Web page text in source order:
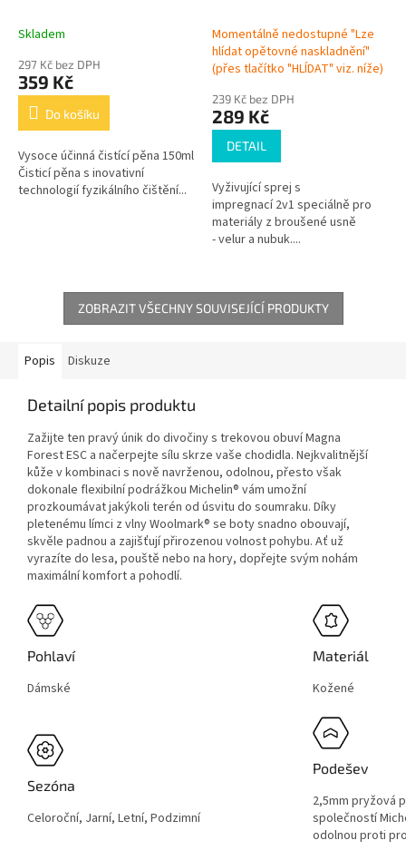
Skladem
297 Kč bez DPH
359 Kč
Do košíku
Vysoce účinná čistící pěna 150ml
Čisticí pěna s inovativní
technologií fyzikálního čištění...
Momentálně nedostupné "Lze
hlídat opětovné naskladnění"
(přes tlačítko "HLÍDAT" viz. níže)
239 Kč bez DPH
289 Kč
DETAIL
Vyživující sprej s
impregnací 2v1 speciálně pro
materiály z broušené usně
- velur a nubuk....
ZOBRAZIT VŠECHNY SOUVISEJÍCÍ PRODUKTY
Popis Diskuze
Detailní popis produktu
Zažijte ten pravý únik do divočiny s trekovou obuví Magna
Forest ESC a načerpejte sílu skrze vaše chodidla. Nejkvalitnější
kůže v kombinaci s nově navrženou, odolnou, přesto však
dokonale flexibilní podrážkou Michelin® vám umožní
prozkoumávat jakýkoli terén od úsvitu do soumraku. Díky
pletenému límci z vlny Woolmark® se boty snadno obouvají,
skvěle padnou a zajišťují přirozenou volnost pohybu. Ať už
vyrazíte do lesa, pouště nebo na hory, dopřejte svým nohám
maximální komfort a pohodlí.
Pohlaví
Dámské
Materiál
Kožené
Sezóna
Celoroční, Jarní, Letní, Podzimní
Podešev
2,5mm pryžová
společností
odolnou proti